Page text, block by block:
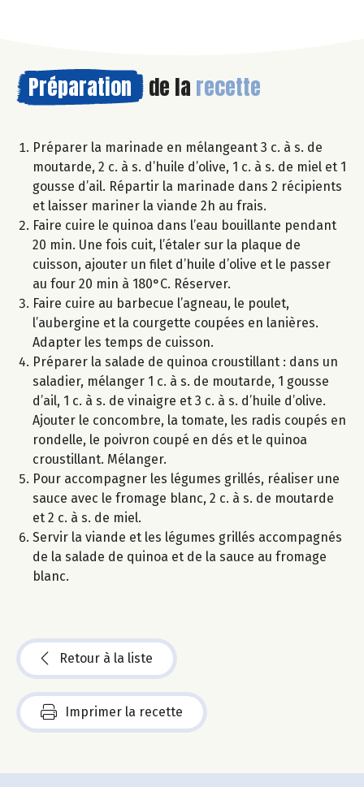
Préparation de la recette
Préparer la marinade en mélangeant 3 c. à s. de
moutarde, 2 c. à s. d’huile d’olive, 1 c. à s. de miel et 1
gousse d’ail. Répartir la marinade dans 2 récipients
et laisser mariner la viande 2h au frais.
Faire cuire le quinoa dans l’eau bouillante pendant
20 min. Une fois cuit, l’étaler sur la plaque de
cuisson, ajouter un filet d’huile d’olive et le passer
au four 20 min à 180°C. Réserver.
Faire cuire au barbecue l’agneau, le poulet,
l’aubergine et la courgette coupées en lanières.
Adapter les temps de cuisson.
Préparer la salade de quinoa croustillant : dans un
saladier, mélanger 1 c. à s. de moutarde, 1 gousse
d’ail, 1 c. à s. de vinaigre et 3 c. à s. d’huile d’olive.
Ajouter le concombre, la tomate, les radis coupés en
rondelle, le poivron coupé en dés et le quinoa
croustillant. Mélanger.
Pour accompagner les légumes grillés, réaliser une
sauce avec le fromage blanc, 2 c. à s. de moutarde
et 2 c. à s. de miel.
Servir la viande et les légumes grillés accompagnés
de la salade de quinoa et de la sauce au fromage
blanc.
Retour à la liste
Imprimer la recette